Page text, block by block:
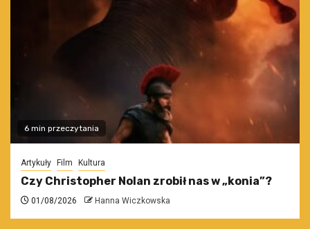
6 min przeczytania
Artykuły Film Kultura
Czy Christopher Nolan zrobił nas w „konia”?
01/08/2026 Hanna Wiczkowska